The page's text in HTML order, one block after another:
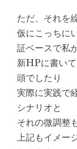
ただ、それを
仮にこっちに
証ベースで私
新HPに書い
頭でしたり
実際に実践で
シナリオと
それの微調整
上記もイメー